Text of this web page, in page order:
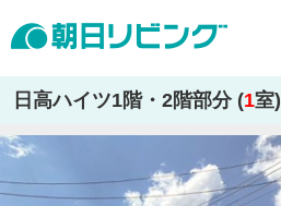
日高ハイツ1階・2階部分 (1室)